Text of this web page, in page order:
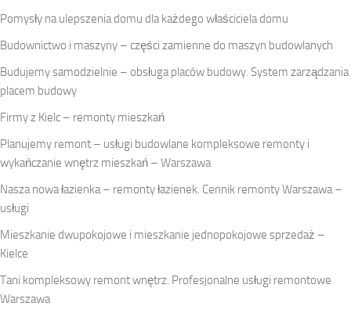
Pomysły na ulepszenia domu dla każdego właściciela domu
Budownictwo i maszyny – części zamienne do maszyn budowlanych
Budujemy samodzielnie – obsługa placów budowy. System zarządzania
placem budowy
Firmy z Kielc – remonty mieszkań
Planujemy remont – usługi budowlane kompleksowe remonty i
wykańczanie wnętrz mieszkań – Warszawa
Nasza nowa łazienka – remonty łazienek. Cennik remonty Warszawa –
usługi
Mieszkanie dwupokojowe i mieszkanie jednopokojowe sprzedaż –
Kielce
Tani kompleksowy remont wnętrz. Profesjonalne usługi remontowe
Warszawa